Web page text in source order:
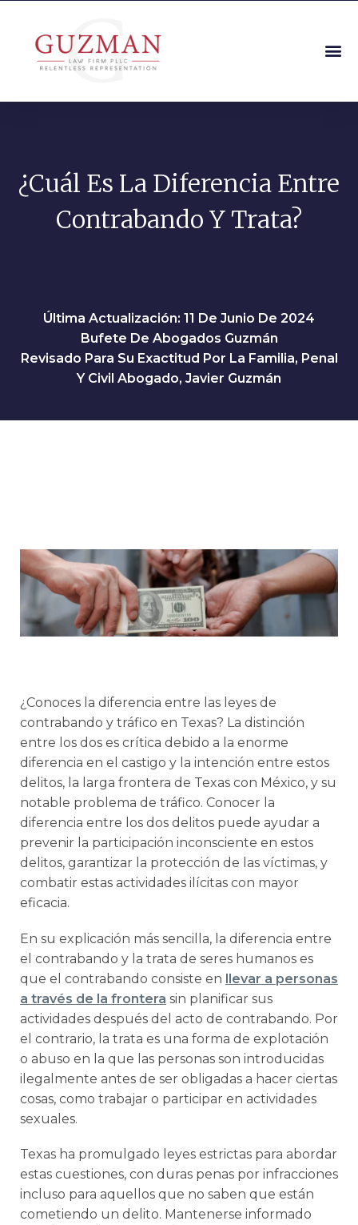
¿Cuál Es La Diferencia Entre
Contrabando Y Trata?
Última Actualización: 11 De Junio De 2024
Bufete De Abogados Guzmán
Revisado Para Su Exactitud Por La Familia, Penal
Y Civil Abogado, Javier Guzmán
¿Conoces la diferencia entre las leyes de
contrabando y tráfico en Texas? La distinción
entre los dos es crítica debido a la enorme
diferencia en el castigo y la intención entre estos
delitos, la larga frontera de Texas con México, y su
notable problema de tráfico. Conocer la
diferencia entre los dos delitos puede ayudar a
prevenir la participación inconsciente en estos
delitos, garantizar la protección de las víctimas, y
combatir estas actividades ilícitas con mayor
eficacia.
En su explicación más sencilla, la diferencia entre
el contrabando y la trata de seres humanos es
que el contrabando consiste en llevar a personas
a través de la frontera sin planificar sus
actividades después del acto de contrabando. Por
el contrario, la trata es una forma de explotación
o abuso en la que las personas son introducidas
ilegalmente antes de ser obligadas a hacer ciertas
cosas, como trabajar o participar en actividades
sexuales.
Texas ha promulgado leyes estrictas para abordar
estas cuestiones, con duras penas por infracciones
incluso para aquellos que no saben que están
cometiendo un delito. Mantenerse informado